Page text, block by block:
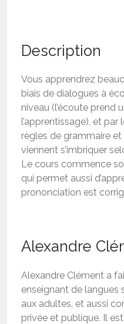
Description
Vous apprendrez
biais de dialogues à
niveau (l’écoute prend
l’apprentissage), et par
règles de grammaire
viennent s’imbriquer
Le cours commence
qui permet aussi
prononciation est
Alexandre
Alexandre Clément a
enseignant de langues
aux adultes, et aussi
privée et publique. Il